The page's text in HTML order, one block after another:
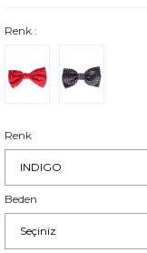
Renk :
Renk
Beden